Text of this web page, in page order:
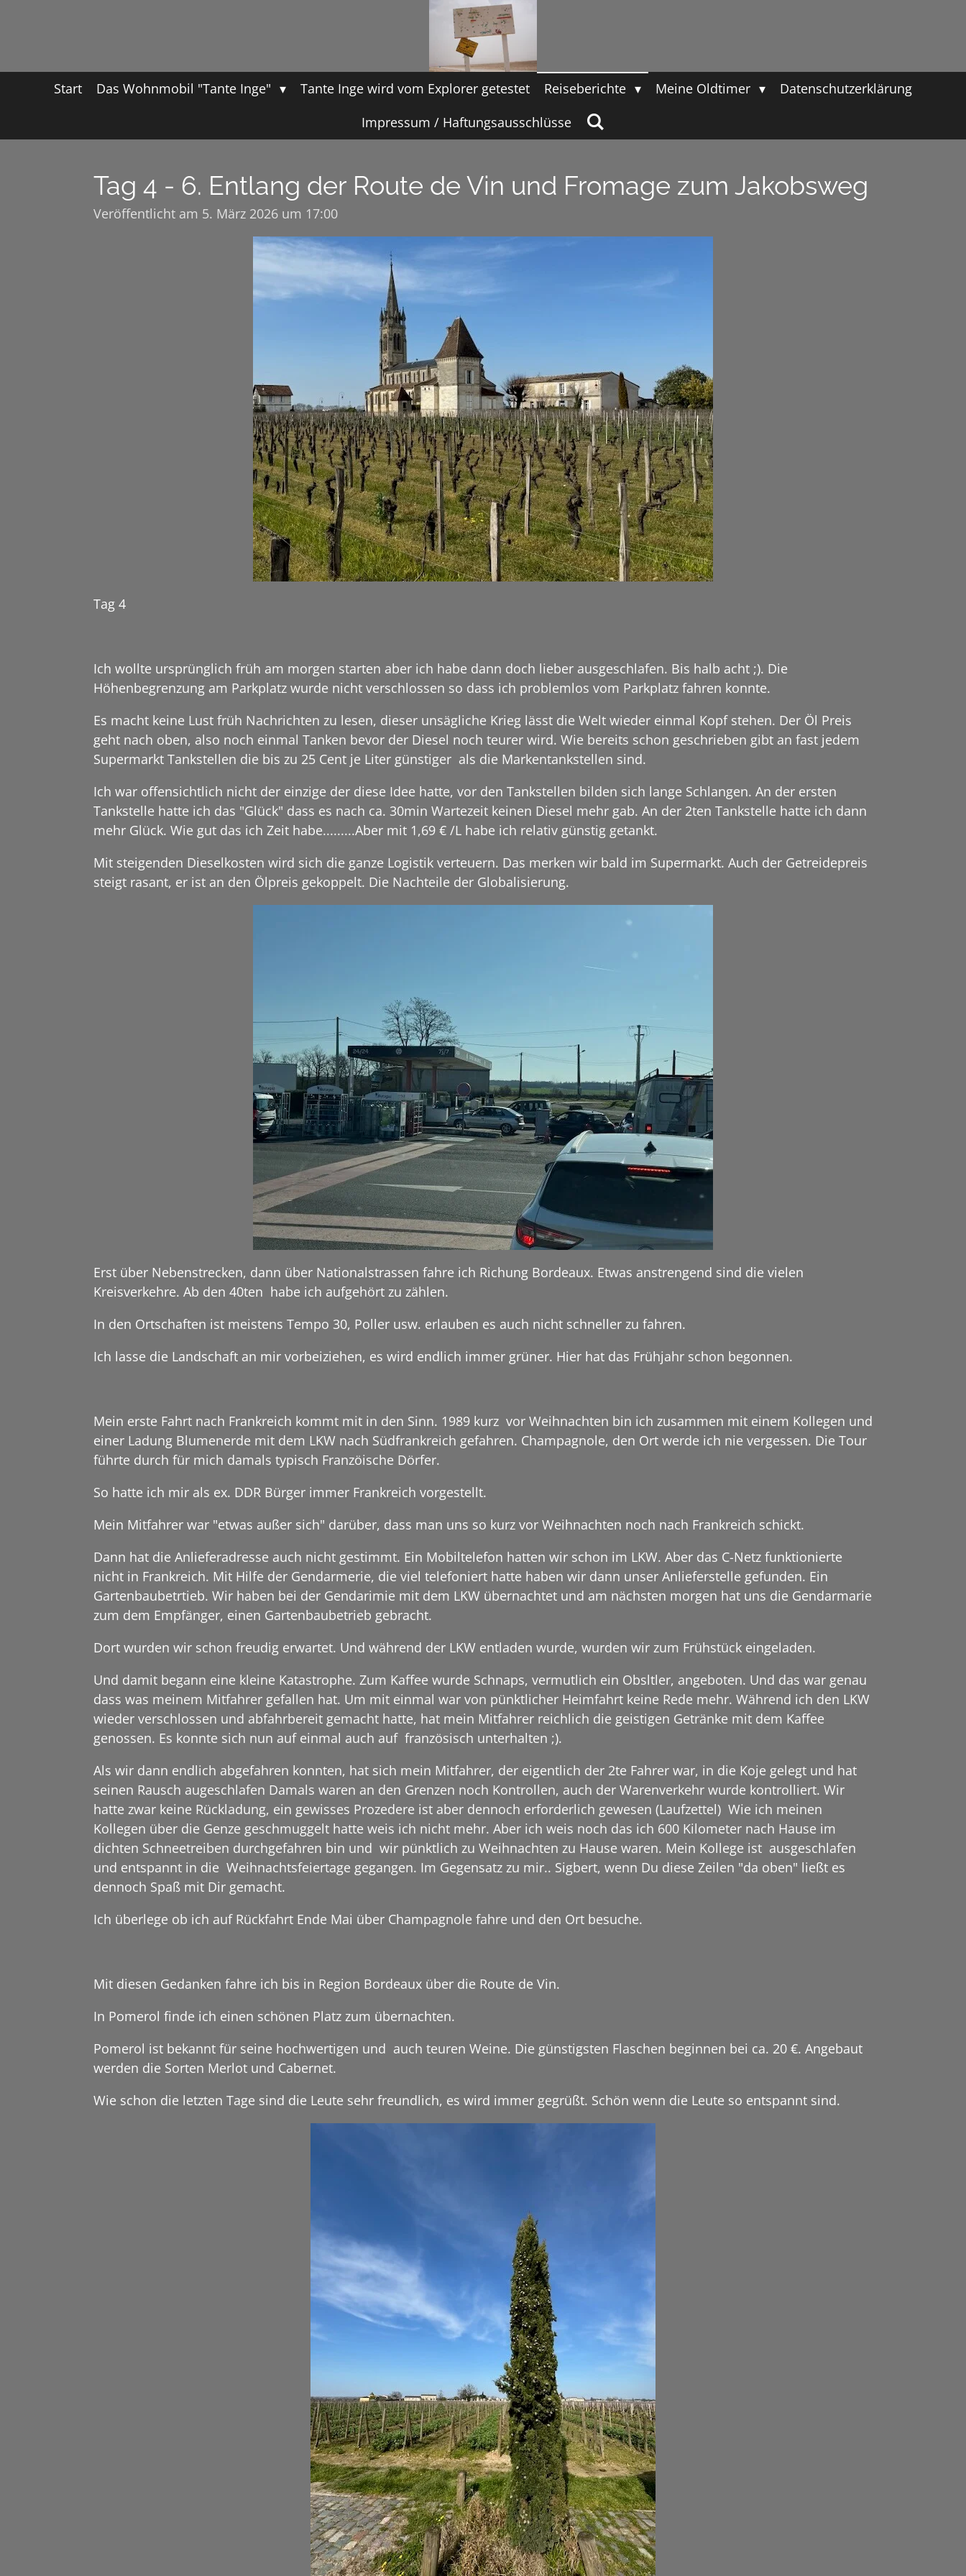
Start Das Wohnmobil "Tante Inge" Tante Inge wird vom Explorer getestet Reiseberichte Meine Oldtimer
Datenschutzerklärung
Impressum / Haftungsausschlüsse
Tag 4 - 6. Entlang der Route de Vin und Fromage zum Jakobsweg
Veröffentlicht am 5. März 2026 um 17:00
Tag 4
Ich wollte ursprünglich früh am morgen starten aber ich habe dann doch lieber ausgeschlafen. Bis halb acht ;). Die
Höhenbegrenzung am Parkplatz wurde nicht verschlossen so dass ich problemlos vom Parkplatz fahren konnte.
Es macht keine Lust früh Nachrichten zu lesen, dieser unsägliche Krieg lässt die Welt wieder einmal Kopf stehen. Der Öl Preis
geht nach oben, also noch einmal Tanken bevor der Diesel noch teurer wird. Wie bereits schon geschrieben gibt an fast jedem
Supermarkt Tankstellen die bis zu 25 Cent je Liter günstiger als die Markentankstellen sind.
Ich war offensichtlich nicht der einzige der diese Idee hatte, vor den Tankstellen bilden sich lange Schlangen. An der ersten
Tankstelle hatte ich das "Glück" dass es nach ca. 30min Wartezeit keinen Diesel mehr gab. An der 2ten Tankstelle hatte ich dann
mehr Glück. Wie gut das ich Zeit habe.........Aber mit 1,69 € /L habe ich relativ günstig getankt.
Mit steigenden Dieselkosten wird sich die ganze Logistik verteuern. Das merken wir bald im Supermarkt. Auch der Getreidepreis
steigt rasant, er ist an den Ölpreis gekoppelt. Die Nachteile der Globalisierung.
Erst über Nebenstrecken, dann über Nationalstrassen fahre ich Richung Bordeaux. Etwas anstrengend sind die vielen
Kreisverkehre. Ab den 40ten habe ich aufgehört zu zählen.
In den Ortschaften ist meistens Tempo 30, Poller usw. erlauben es auch nicht schneller zu fahren.
Ich lasse die Landschaft an mir vorbeiziehen, es wird endlich immer grüner. Hier hat das Frühjahr schon begonnen.
Mein erste Fahrt nach Frankreich kommt mit in den Sinn. 1989 kurz vor Weihnachten bin ich zusammen mit einem Kollegen und
einer Ladung Blumenerde mit dem LKW nach Südfrankreich gefahren. Champagnole, den Ort werde ich nie vergessen. Die Tour
führte durch für mich damals typisch Franzöische Dörfer.
So hatte ich mir als ex. DDR Bürger immer Frankreich vorgestellt.
Mein Mitfahrer war "etwas außer sich" darüber, dass man uns so kurz vor Weihnachten noch nach Frankreich schickt.
Dann hat die Anlieferadresse auch nicht gestimmt. Ein Mobiltelefon hatten wir schon im LKW. Aber das C-Netz funktionierte
nicht in Frankreich. Mit Hilfe der Gendarmerie, die viel telefoniert hatte haben wir dann unser Anlieferstelle gefunden. Ein
Gartenbaubetrtieb. Wir haben bei der Gendarimie mit dem LKW übernachtet und am nächsten morgen hat uns die Gendarmarie
zum dem Empfänger, einen Gartenbaubetrieb gebracht.
Dort wurden wir schon freudig erwartet. Und während der LKW entladen wurde, wurden wir zum Frühstück eingeladen.
Und damit begann eine kleine Katastrophe. Zum Kaffee wurde Schnaps, vermutlich ein Obsltler, angeboten. Und das war genau
dass was meinem Mitfahrer gefallen hat. Um mit einmal war von pünktlicher Heimfahrt keine Rede mehr. Während ich den LKW
wieder verschlossen und abfahrbereit gemacht hatte, hat mein Mitfahrer reichlich die geistigen Getränke mit dem Kaffee
genossen. Es konnte sich nun auf einmal auch auf französisch unterhalten ;).
Als wir dann endlich abgefahren konnten, hat sich mein Mitfahrer, der eigentlich der 2te Fahrer war, in die Koje gelegt und hat
seinen Rausch augeschlafen Damals waren an den Grenzen noch Kontrollen, auch der Warenverkehr wurde kontrolliert. Wir
hatte zwar keine Rückladung, ein gewisses Prozedere ist aber dennoch erforderlich gewesen (Laufzettel) Wie ich meinen
Kollegen über die Genze geschmuggelt hatte weis ich nicht mehr. Aber ich weis noch das ich 600 Kilometer nach Hause im
dichten Schneetreiben durchgefahren bin und wir pünktlich zu Weihnachten zu Hause waren. Mein Kollege ist ausgeschlafen
und entspannt in die Weihnachtsfeiertage gegangen. Im Gegensatz zu mir.. Sigbert, wenn Du diese Zeilen "da oben" ließt es
dennoch Spaß mit Dir gemacht.
Ich überlege ob ich auf Rückfahrt Ende Mai über Champagnole fahre und den Ort besuche.
Mit diesen Gedanken fahre ich bis in Region Bordeaux über die Route de Vin.
In Pomerol finde ich einen schönen Platz zum übernachten.
Pomerol ist bekannt für seine hochwertigen und auch teuren Weine. Die günstigsten Flaschen beginnen bei ca. 20 €. Angebaut
werden die Sorten Merlot und Cabernet.
Wie schon die letzten Tage sind die Leute sehr freundlich, es wird immer gegrüßt. Schön wenn die Leute so entspannt sind.